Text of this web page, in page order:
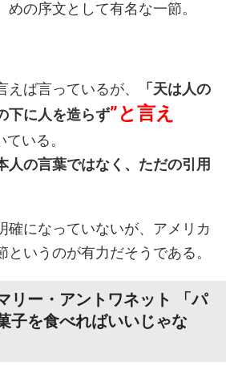
めの序文として有名な一節。
ば言っているが、
「天は人の
下に人を造らず”と言え
いる。
人の言葉ではなく、ただの引用
確になっていないが、アメリカ
いうのが有力だそうである。
リー・アントワネット 「パ
子を食べればいいじゃな